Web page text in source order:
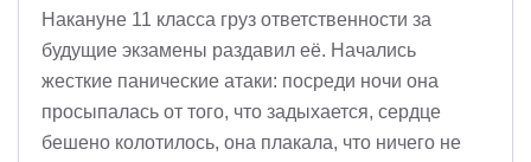
Накануне 11 класса груз ответственности за
будущие экзамены раздавил её. Начались
жесткие панические атаки: посреди ночи она
просыпалась от того, что задыхается, сердце
бешено колотилось, она плакала, что ничего не